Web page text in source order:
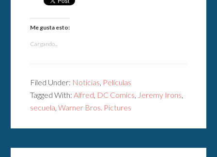
Me gusta esto:
Cargando...
Filed Under: Noticias, Películas
Tagged With:Alfred, DC Comics, Jeremy Irons,
secuela,Warner Bros. Pictures